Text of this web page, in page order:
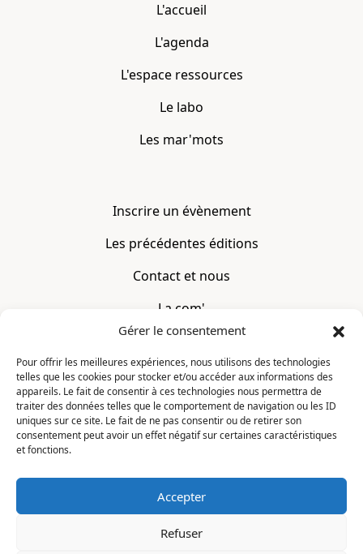
Gérer le consentement
Pour offrir les meilleures expériences, nous utilisons des technologies
telles que les cookies pour stocker et/ou accéder aux informations des
appareils. Le fait de consentir à ces technologies nous permettra de
traiter des données telles que le comportement de navigation ou les ID
uniques sur ce site. Le fait de ne pas consentir ou de retirer son
consentement peut avoir un effet négatif sur certaines caractéristiques
et fonctions.
Accepter
Refuser
L'accueil
L'agenda
L'espace ressources
Le labo
Les mar'mots
Inscrire un évènement
Les précédentes éditions
Contact et nous
La com'
Mentions légales
CONTACT
La Constellation
7 chemin du Clotay
contact@motsditsmotslus.com